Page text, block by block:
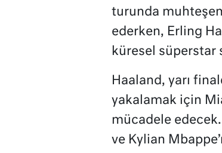
turunda
ederken, Erling
küresel süperstar
Haaland, yarı
yakalamak için
mücadele
ve Kylian